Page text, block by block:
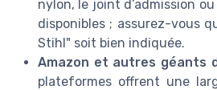
nylon, le joint d’admission
disponibles ; assurez-vous
Stihl" soit bien indiquée.
Amazon et autres géants
plateformes offrent une